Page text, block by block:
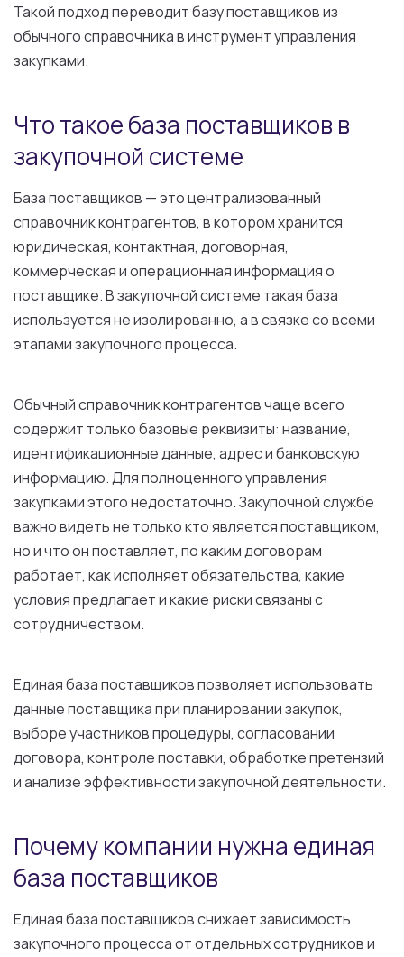
Такой подход переводит базу поставщиков из
обычного справочника в инструмент управления
закупками.
Что такое база поставщиков в
закупочной системе
База поставщиков — это централизованный
справочник контрагентов, в котором хранится
юридическая, контактная, договорная,
коммерческая и операционная информация о
поставщике. В закупочной системе такая база
используется не изолированно, а в связке со всеми
этапами закупочного процесса.
Обычный справочник контрагентов чаще всего
содержит только базовые реквизиты: название,
идентификационные данные, адрес и банковскую
информацию. Для полноценного управления
закупками этого недостаточно. Закупочной службе
важно видеть не только кто является поставщиком,
но и что он поставляет, по каким договорам
работает, как исполняет обязательства, какие
условия предлагает и какие риски связаны с
сотрудничеством.
Единая база поставщиков позволяет использовать
данные поставщика при планировании закупок,
выборе участников процедуры, согласовании
договора, контроле поставки, обработке претензий
и анализе эффективности закупочной деятельности.
Почему компании нужна единая
база поставщиков
Единая база поставщиков снижает зависимость
закупочного процесса от отдельных сотрудников и